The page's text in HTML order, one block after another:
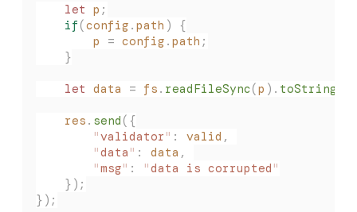
    let
p ;
    if
(config . path ) {
        p
= config . path ;
    }
    let
data = fs . readFileSync(p ). toString
    res
. send ({
        "
validator " : valid ,
        "
data " : data ,
        "
msg" : "data is corrupted "
    });
});